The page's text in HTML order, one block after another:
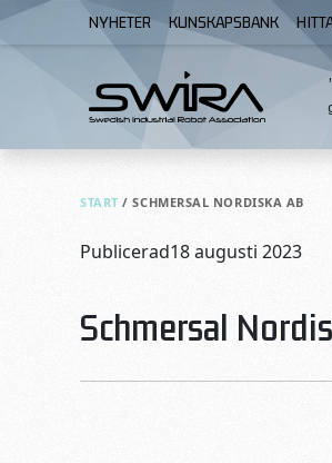
Skip to content
NYHETER KUNSKAPSBANK
START / SCHMERSAL NORDISKA AB
Publicerad18 augusti 2023
Schmersal